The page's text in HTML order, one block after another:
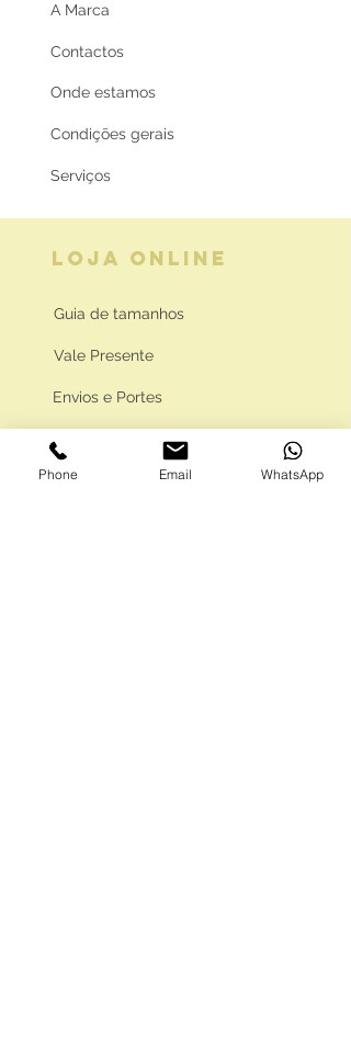
A Marca
Contactos
Onde estamos
Condições gerais
Serviços
LOJA ONLINE
Guia de tamanhos
Vale Presente
Envios e Portes
Marcas legais
Programa Fidelidade
Phone Email WhatsApp